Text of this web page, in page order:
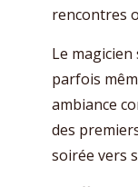
rencontres
Le
parfois
ambiance
des
soirée vers